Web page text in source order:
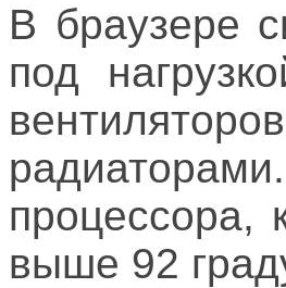
В браузере
под
процессора,
выше 92